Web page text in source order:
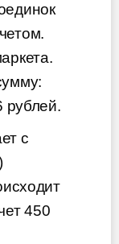
рублей.
с
450